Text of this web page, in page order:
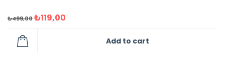
₺499,00₺119,00
Add to cart